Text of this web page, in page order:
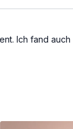
Ich fand